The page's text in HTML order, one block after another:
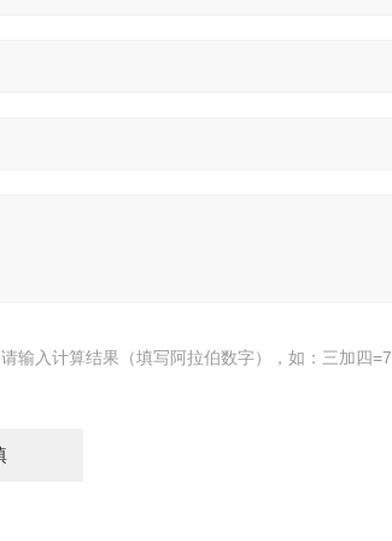
请输入计算结果（填写阿拉伯数字），如：三加四=7